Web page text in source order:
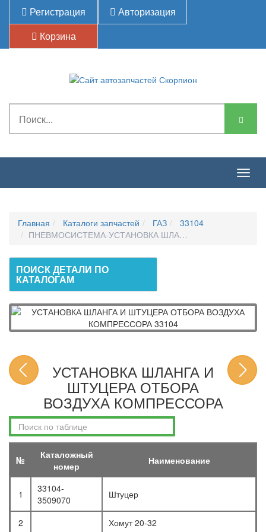
Регистрация
Авторизация
Корзина
Главная Каталоги запчастей ГАЗ
33104
ПНЕВМОСИСТЕМА-УСТАНОВКА ШЛАНГА И ШТУЦЕРА
ПОИСК ДЕТАЛИ ПО
КАТАЛОГАМ
УСТАНОВКА ШЛАНГА И
ШТУЦЕРА ОТБОРА
ВОЗДУХА КОМПРЕССОРА
№
Каталожный
номер
Наименование
1
33104-
3509070
Штуцер
2 Хомут 20-32